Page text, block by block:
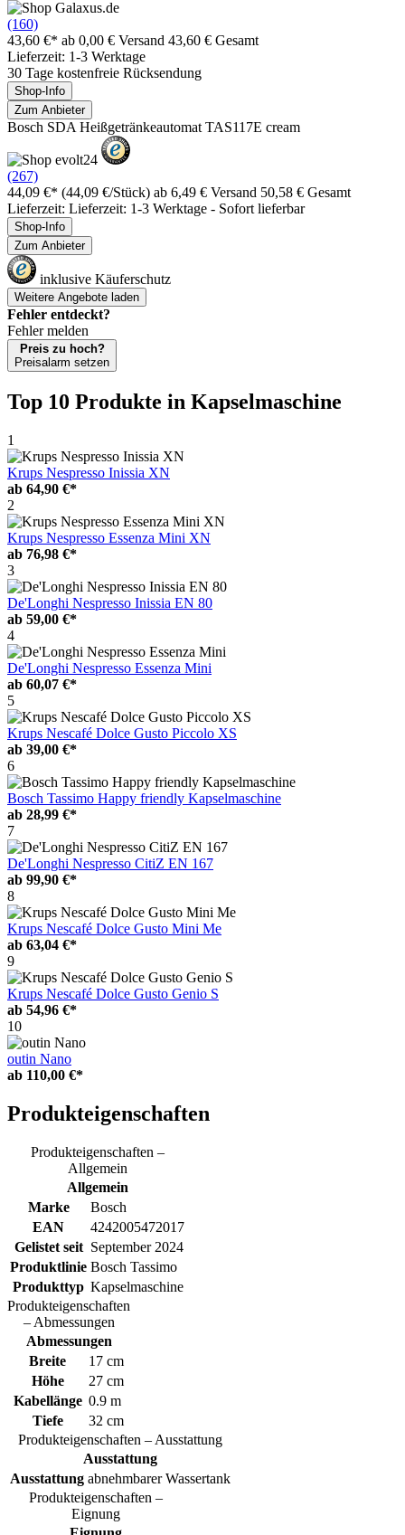
(160)
43,60 €* ab 0,00 € Versand 43,60 € Gesamt
Lieferzeit: 1-3 Werktage
30 Tage kostenfreie Rücksendung
Shop-Info
Zum Anbieter
Bosch SDA Heißgetränkeautomat TAS117E cream
(267)
44,09 €* (44,09 €/Stück) ab 6,49 € Versand 50,58 € Gesamt
Lieferzeit: Lieferzeit: 1-3 Werktage - Sofort lieferbar
Shop-Info
Zum Anbieter
inklusive Käuferschutz
Weitere Angebote laden
Fehler entdeckt?
Fehler melden
Preis zu hoch?
Preisalarm setzen
Top 10 Produkte in Kapselmaschine
1
Krups Nespresso Inissia XN
ab 64,90 €*
2
Krups Nespresso Essenza Mini XN
ab 76,98 €*
3
De'Longhi Nespresso Inissia EN 80
ab 59,00 €*
4
De'Longhi Nespresso Essenza Mini
ab 60,07 €*
5
Krups Nescafé Dolce Gusto Piccolo XS
ab 39,00 €*
6
Bosch Tassimo Happy friendly Kapselmaschine
ab 28,99 €*
7
De'Longhi Nespresso CitiZ EN 167
ab 99,90 €*
8
Krups Nescafé Dolce Gusto Mini Me
ab 63,04 €*
9
Krups Nescafé Dolce Gusto Genio S
ab 54,96 €*
10
outin Nano
ab 110,00 €*
Produkteigenschaften
Produkteigenschaften –
Allgemein
Allgemein
Marke
Bosch
EAN
4242005472017
Gelistet seit September 2024
Produktlinie Bosch Tassimo
Produkttyp Kapselmaschine
Produkteigenschaften
– Abmessungen
Abmessungen
Breite
17 cm
Höhe
27 cm
Kabellänge 0.9 m
Tiefe
32 cm
Produkteigenschaften – Ausstattung
Ausstattung
Ausstattung abnehmbarer Wassertank
Produkteigenschaften –
Eignung